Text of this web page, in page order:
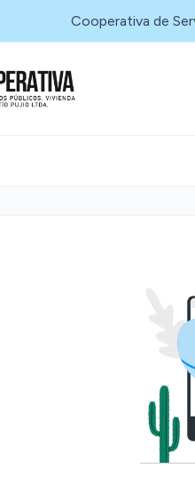
Cooperativa de